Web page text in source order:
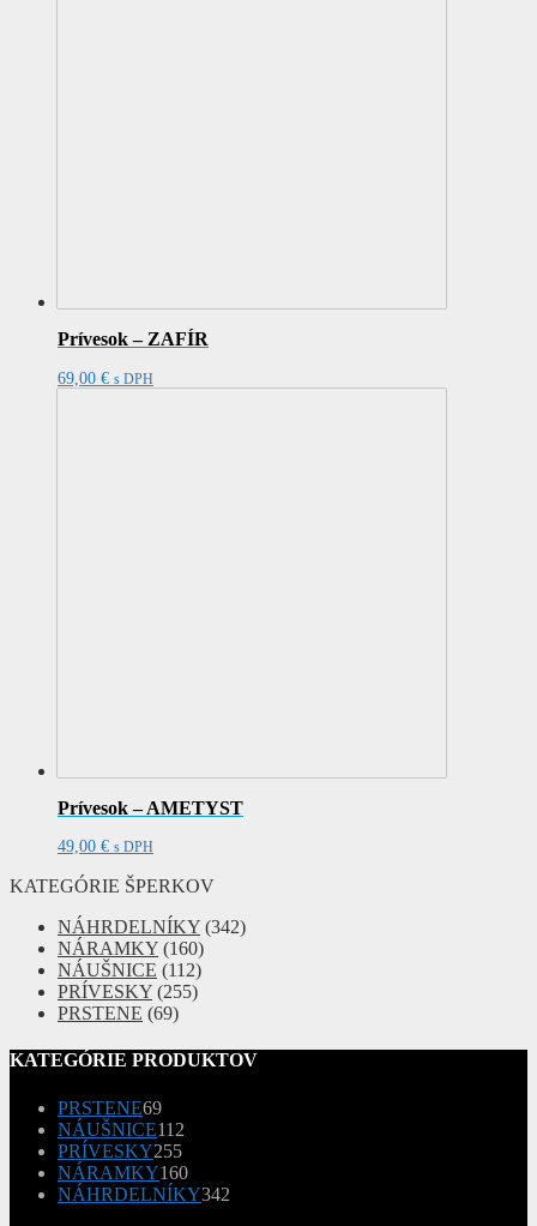
Prívesok – ZAFÍR
69,00 € s DPH
Prívesok – AMETYST
49,00 € s DPH
KATEGÓRIE ŠPERKOV
NÁHRDELNÍKY (342)
NÁRAMKY (160)
NÁUŠNICE (112)
PRÍVESKY (255)
PRSTENE (69)
KATEGÓRIE PRODUKTOV
PRSTENE6969
produktov
NÁUŠNICE112
PRÍVESKY255255
produktov
NÁRAMKY160160
produktov
NÁHRDELNÍKY342